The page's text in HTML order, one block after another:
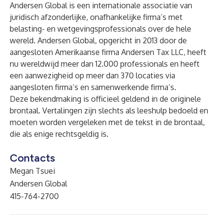
Andersen Globalis een internationale associatie van
juridisch afzonderlijke, onafhankelijke firma’s met
belasting- en wetgevingsprofessionals over de hele
wereld. Andersen Global, opgericht in 2013 door de
aangesloten Amerikaanse firma Andersen Tax LLC, heeft
nu wereldwijd meer dan 12.000 professionals en heeft
een aanwezigheid op meer dan 370 locaties via
aangesloten firma’s en samenwerkende firma’s.
Deze bekendmaking is officieel geldend in de originele
brontaal. Vertalingen zijn slechts als leeshulp bedoeld en
moeten worden vergeleken met de tekst in de brontaal,
die als enige rechtsgeldig is.
Contacts
Megan Tsuei
Andersen Global
415-764-2700